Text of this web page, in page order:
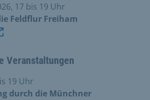
17 bis 19 Uhr
Feldflur Freiham
Veranstaltungen
19 Uhr
durch die Münchner